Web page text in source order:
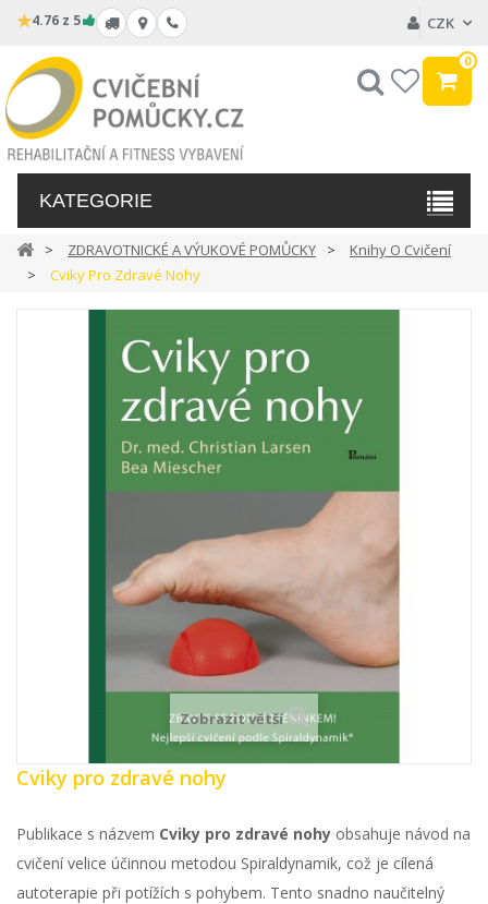
★4.76 z 5 CZK
My
wishlist
0
Hledat
KATEGORIE
ZDRAVOTNICKÉ A VÝUKOVÉ POMŮCKY
Knihy O Cvičení
Cviky Pro Zdravé Nohy
Zobrazit větší
Cviky pro zdravé nohy
Publikace s názvem Cviky pro zdravé nohy obsahuje návod na
cvičení velice účinnou metodou Spiraldynamik, což je cílená
autoterapie při potížích s pohybem. Tento snadno naučitelný